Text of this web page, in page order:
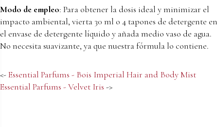
Modo de empleo: Para obtener la dosis ideal y minimizar el
impacto ambiental, vierta 30 ml o 4 tapones de detergente en
el envase de detergente líquido y añada medio vaso de agua.
No necesita suavizante, ya que nuestra fórmula lo contiene.
<-Essential Parfums - Bois Imperial Hair and Body Mist
Essential Parfums - Velvet Iris ->